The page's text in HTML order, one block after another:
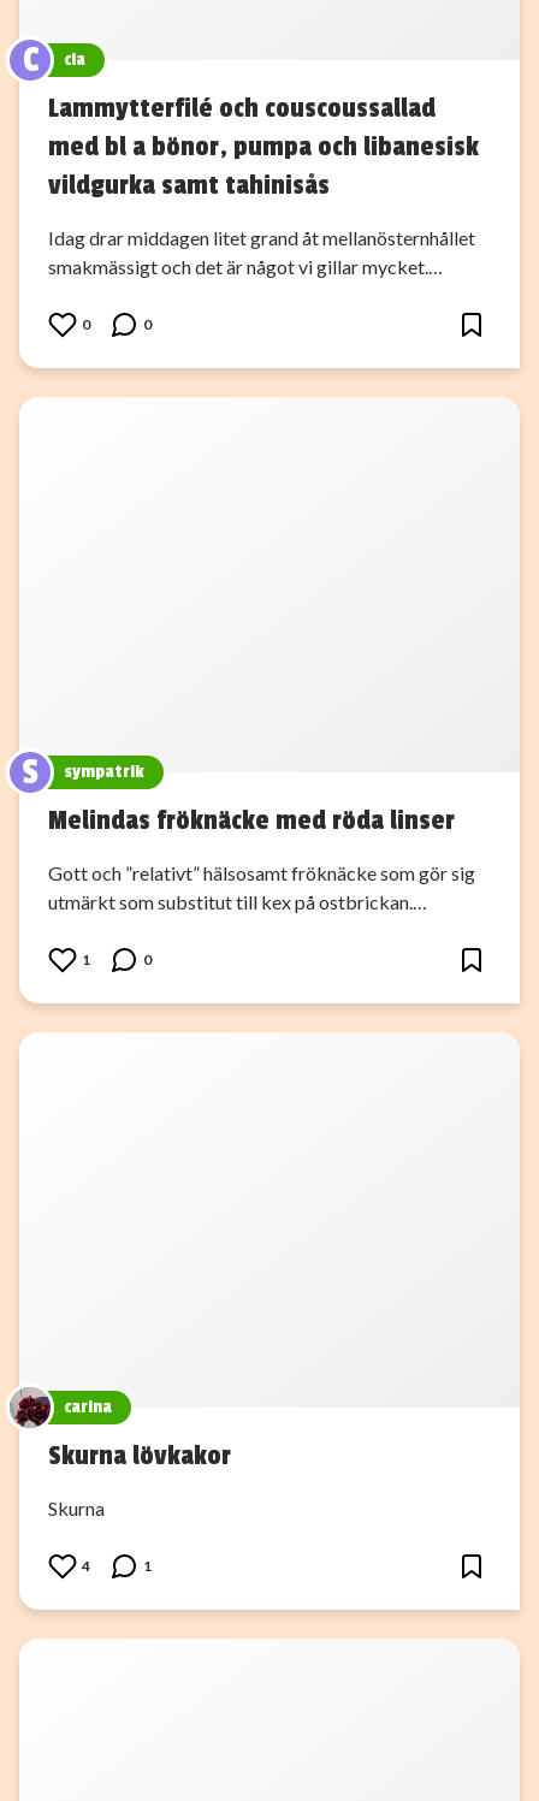
C cia
Lammytterfilé och couscoussallad
med bl a bönor, pumpa och libanesisk
vildgurka samt tahinisås
Idag drar middagen litet grand åt mellanösternhållet
smakmässigt och det är något vi gillar mycket.…
0 0
S sympatrik
Melindas fröknäcke med röda linser
Gott och ”relativt” hälsosamt fröknäcke som gör sig
utmärkt som substitut till kex på ostbrickan.…
1 0
carina
Skurna lövkakor
Skurna
4 1